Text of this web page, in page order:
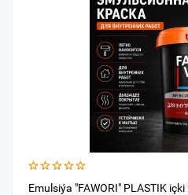
Emulsiýa "FAWORI" PLASTIK